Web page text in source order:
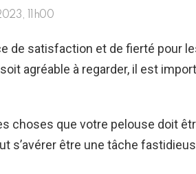
11h00
de satisfaction et de fierté pour
agréable à regarder, il est
choses que votre pelouse doit
s’avérer être une tâche